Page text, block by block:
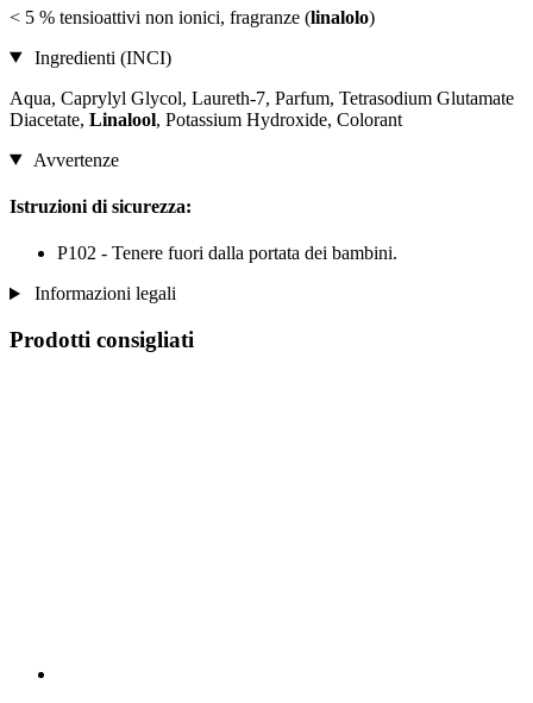
< 5 % tensioattivi non ionici, fragranze (linalolo)
Ingredienti (INCI)
Aqua, Caprylyl Glycol, Laureth-7, Parfum, Tetrasodium Glutamate
Diacetate, Linalool, Potassium Hydroxide, Colorant
Avvertenze
Istruzioni di sicurezza:
P102 - Tenere fuori dalla portata dei bambini.
Informazioni legali
Prodotti consigliati